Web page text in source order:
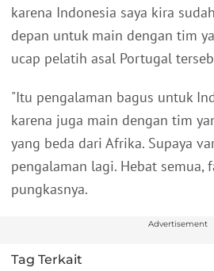
karena Indonesia saya kira
depan untuk main dengan tim
ucap pelatih asal Portugal
"Itu pengalaman bagus untuk
karena juga main dengan tim
yang beda dari Afrika. Supaya
pengalaman lagi. Hebat semua,
pungkasnya.
Advertisement
Tag Terkait